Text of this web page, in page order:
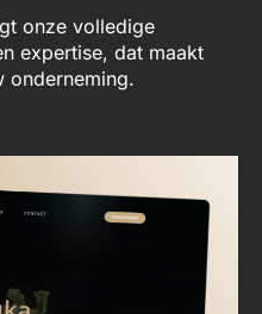
onze volledige
expertise, dat maakt
onderneming.